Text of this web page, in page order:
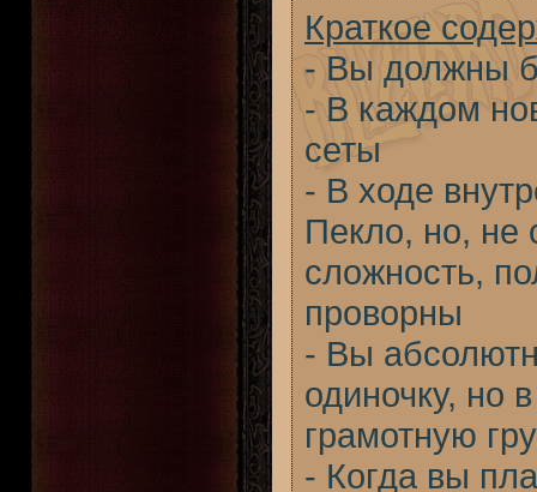
Краткое
- Вы должны
- В каждом
сеты
- В ходе
Пекло, но, не
сложность,
проворны
- Вы
одиночку, но
грамотную
- Когда вы